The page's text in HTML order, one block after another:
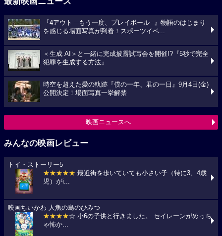
『4アウト ─もう一度、プレイボール─』物語のはじまり
を感じる場面写真が到着！スポーツイベ...
＜生成 AI＞と一緒に完成披露試写会を開催!?『5秒で完全
犯罪を生成する方法』
時空を超えた愛の軌跡『僕の一年、君の一日』9月4日(金)
公開決定！場面写真一挙解禁
映画ニュースへ
みんなの映画レビュー
トイ・ストーリー5
★★★★★ 最近街を歩いていても小さい子（特に3、4歳
児）がi...
映画ちいかわ 人魚の島のひみつ
★★★★☆ 小6の子供と行きました。 セイレーンがめっち
ゃ怖か...